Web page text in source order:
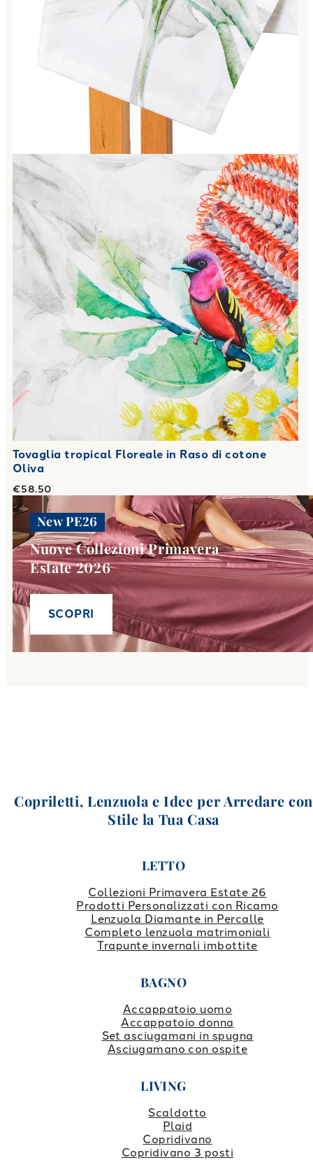
Tovaglia tropical Floreale in Raso di cotone
Oliva
€58.50
New PE26
Nuove Collezioni Primavera
Estate 2026
SCOPRI
Copriletti, Lenzuola e Idee per Arredare con
Stile la Tua Casa
LETTO
Collezioni Primavera Estate 26
Prodotti Personalizzati con Ricamo
Lenzuola Diamante in Percalle
Completo lenzuola matrimoniali
Trapunte invernali imbottite
BAGNO
Accappatoio uomo
Accappatoio donna
Set asciugamani in spugna
Asciugamano con ospite
LIVING
Scaldotto
Plaid
Copridivano
Copridivano 3 posti